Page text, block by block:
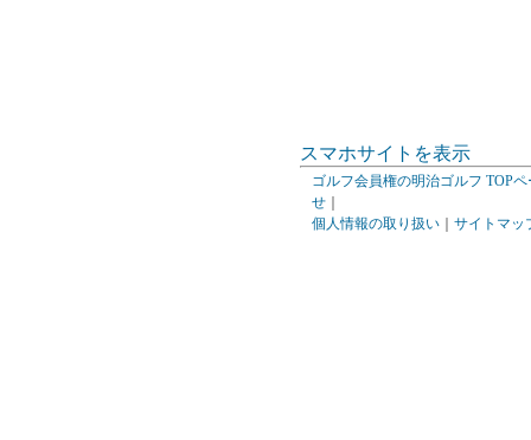
スマホサイトを表示
ゴルフ会員権の明治ゴルフ TOPペ
せ
個人情報の取り扱い
サイトマッ